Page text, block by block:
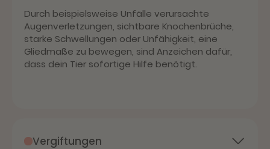
Durch beispielsweise Unfälle verursachte
Augenverletzungen, sichtbare Knochenbrüche,
starke Schwellungen oder Unfähigkeit, eine
Gliedmaße zu bewegen, sind Anzeichen dafür,
dass dein Tier sofortige Hilfe benötigt.
Vergiftungen